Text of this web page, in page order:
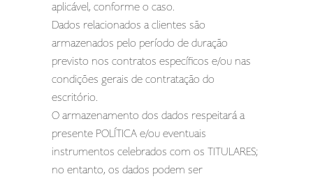
aplicável, conforme o caso.
Dados relacionados a clientes são
armazenados pelo período de duração
previsto nos contratos específicos e/ou nas
condições gerais de contratação do
escritório.
O armazenamento dos dados respeitará a
presente POLÍTICA e/ou eventuais
instrumentos celebrados com os TITULARES;
no entanto, os dados podem ser